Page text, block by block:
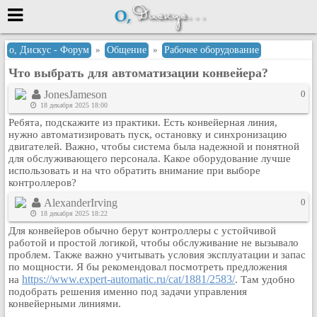
Меню
или войти через
Вход с 7ooo.ru
Регистрация
Забыли пароль?
Данные авторизации одинаковые с
сайтом 7ooo.ru
Форумы
Главная
Поиск
Новые сообщения
Беседы
Игры
о, Дискус - Форум » Общение » Рабочее оборудование
Что выбрать для автоматизации конвейера?
JonesJameson
18 декабря 2025 18:00
0
Ребята, подскажите из практики. Есть конвейерная линия,
нужно автоматизировать пуск, остановку и синхронизацию
двигателей. Важно, чтобы система была надежной и понятной
для обслуживающего персонала. Какое оборудование лучше
использовать и на что обратить внимание при выборе
контроллеров?
AlexanderIrving
18 декабря 2025 18:22
0
Для конвейеров обычно берут контроллеры с устойчивой
работой и простой логикой, чтобы обслуживание не вызывало
проблем. Также важно учитывать условия эксплуатации и запас
по мощности. Я бы рекомендовал посмотреть предложения
на https://www.expert-automatic.ru/cat/1881/2583/. Там удобно
подобрать решения именно под задачи управления
конвейерными линиями.